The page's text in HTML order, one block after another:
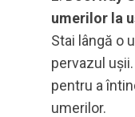
umerilor la
Stai lângă o
pervazul
pentru a
umerilor.